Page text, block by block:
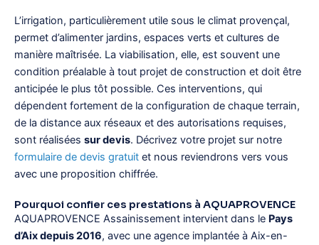
L’irrigation, particulièrement utile sous le climat provençal,
permet d’alimenter jardins, espaces verts et cultures de
manière maîtrisée. La viabilisation, elle, est souvent une
condition préalable à tout projet de construction et doit être
anticipée le plus tôt possible. Ces interventions, qui
dépendent fortement de la configuration de chaque terrain,
de la distance aux réseaux et des autorisations requises,
sont réalisées sur devis. Décrivez votre projet sur notre
formulaire de devis gratuit et nous reviendrons vers vous
avec une proposition chiffrée.
Pourquoi confier ces prestations à AQUAPROVENCE
AQUAPROVENCE Assainissement intervient dans le Pays
d’Aix depuis 2016, avec une agence implantée à Aix-en-